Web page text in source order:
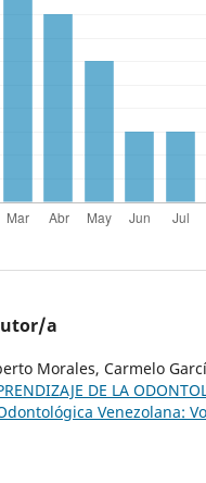
a
Morales, Carmelo
DE LA
Venezolana: